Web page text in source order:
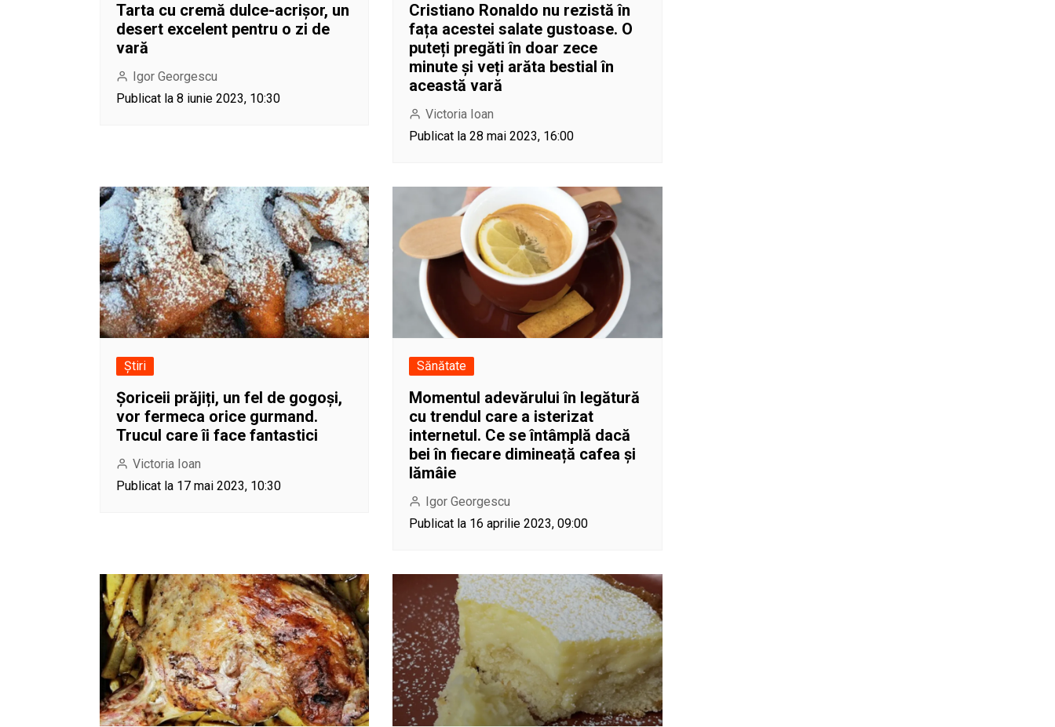
Tarta cu cremă dulce-acrișor, un
desert excelent pentru o zi de
vară
Igor Georgescu
Publicat la 8 iunie 2023, 10:30
Cristiano Ronaldo nu rezistă în
fața acestei salate gustoase. O
puteți pregăti în doar zece
minute și veți arăta bestial în
această vară
Victoria Ioan
Publicat la 28 mai 2023, 16:00
Știri
Șoriceii prăjiți, un fel de gogoși,
vor fermeca orice gurmand.
Trucul care îi face fantastici
Victoria Ioan
Publicat la 17 mai 2023, 10:30
Sănătate
Momentul adevărului în legătură
cu trendul care a isterizat
internetul. Ce se întâmplă dacă
bei în fiecare dimineață cafea și
lămâie
Igor Georgescu
Publicat la 16 aprilie 2023, 09:00